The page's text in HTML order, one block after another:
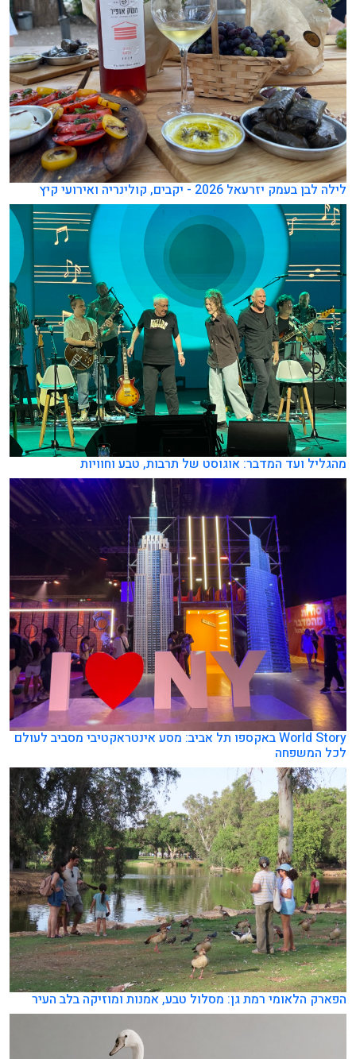
לילה לבן בעמק יזרעאל 2026 - יקבים, קולינריה ואירועי קיץ
מהגליל ועד המדבר: אוגוסט של תרבות, טבע וחוויות
World Story באקספו תל אביב: מסע אינטראקטיבי מסביב לעולם
לכל המשפחה
הפארק הלאומי רמת גן: מסלול טבע, אמנות ומוזיקה בלב העיר